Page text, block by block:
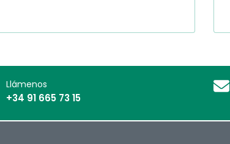
Llámenos
+34 91 665 73 15